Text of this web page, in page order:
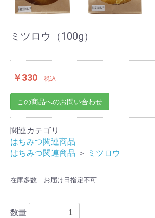
ミツロウ（100g）
￥330 税込
この商品へのお問い合わせ
関連カテゴリ
はちみつ関連商品
はちみつ関連商品 ＞ ミツロウ
在庫多数 お届け日指定不可
数量